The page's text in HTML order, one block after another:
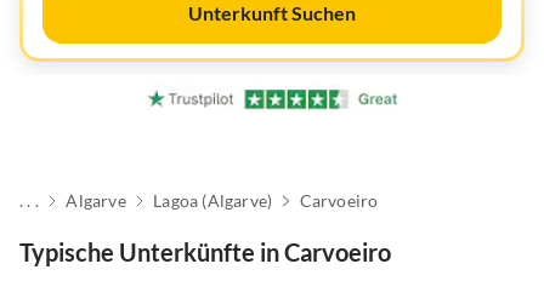
Unterkunft Suchen
. . . Algarve Lagoa (Algarve) Carvoeiro
Typische Unterkünfte in Carvoeiro